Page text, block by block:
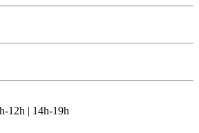
12h | 14h-19h